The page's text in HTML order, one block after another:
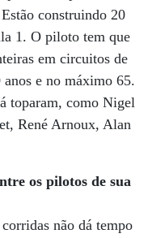
construindo 20
1. O piloto tem que
em circuitos de
e no máximo 65.
toparam, como Nigel
René Arnoux, Alan
os pilotos de sua
não dá tempo